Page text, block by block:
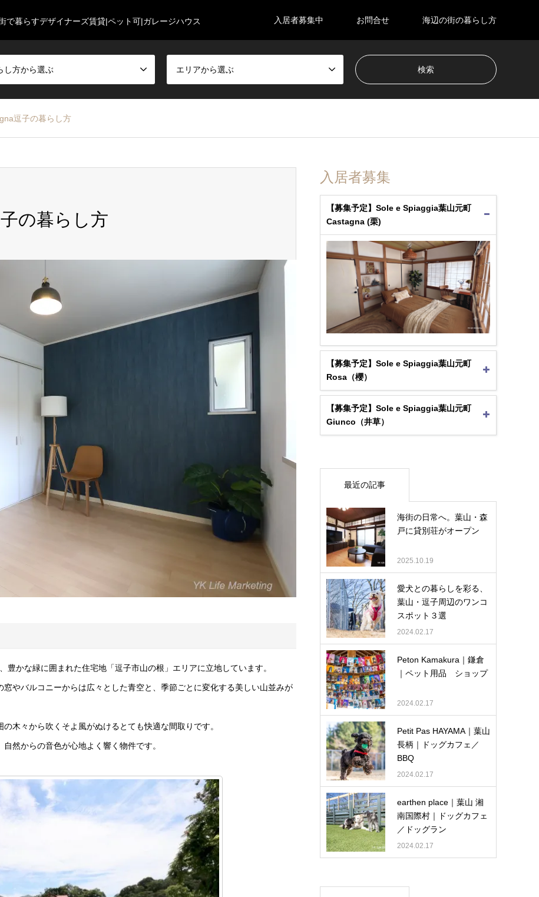
で暮らすデザイナーズ賃貸|ペット可|ガレージハウス 入居者募集中 お問合せ 海辺の街の暮らし方
し方から選ぶ エリアから選ぶ
逗子の暮らし方
の暮らし方
かな緑に囲まれた住宅地「逗子市山の根」エリアに立地しています。
やバルコニーからは広々とした青空と、季節ごとに変化する美しい山並みが
木々から吹くそよ風がぬけるとても快適な間取りです。
然からの音色が心地よく響く物件です。
入居者募集
【募集予定】Sole e Spiaggia葉山元町
Castagna (栗)
【募集予定】Sole e Spiaggia葉山元町
Rosa（櫻）
【募集予定】Sole e Spiaggia葉山元町
Giunco（井草）
最近の記事
海街の日常へ。葉山・森
戸に貸別荘がオープン
2025.10.19
愛犬との暮らしを彩る、
葉山・逗子周辺のワンコ
スポット３選
2024.02.17
Peton Kamakura｜鎌倉
｜ペット用品 ショップ
2024.02.17
Petit Pas HAYAMA｜葉山
長柄｜ドッグカフェ／
BBQ
2024.02.17
earthen place｜葉山 湘
南国際村｜ドッグカフェ
／ドッグラン
2024.02.17